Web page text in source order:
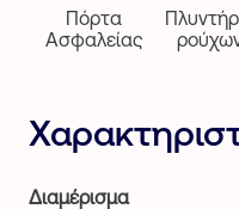
Διαμέρισμα
Πόρτα
Ασφαλείας